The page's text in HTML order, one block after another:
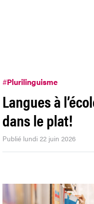
#Plurilinguisme
Langues à
dans le plat!
Publié lundi 22 juin 2026